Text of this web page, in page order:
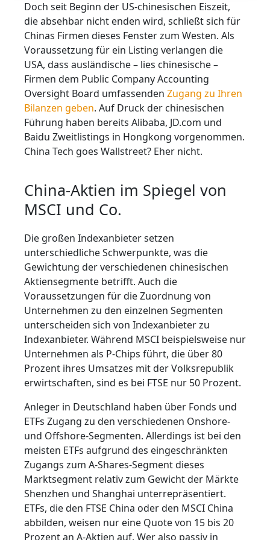
Doch seit Beginn der US-chinesischen Eiszeit,
die absehbar nicht enden wird, schließt sich für
Chinas Firmen dieses Fenster zum Westen. Als
Voraussetzung für ein Listing verlangen die
USA, dass ausländische – lies chinesische –
Firmen dem Public Company Accounting
Oversight Board umfassenden Zugang zu Ihren
Bilanzen geben. Auf Druck der chinesischen
Führung haben bereits Alibaba, JD.com und
Baidu Zweitlistings in Hongkong vorgenommen.
China Tech goes Wallstreet? Eher nicht.
China-Aktien im Spiegel von
MSCI und Co.
Die großen Indexanbieter setzen
unterschiedliche Schwerpunkte, was die
Gewichtung der verschiedenen chinesischen
Aktiensegmente betrifft. Auch die
Voraussetzungen für die Zuordnung von
Unternehmen zu den einzelnen Segmenten
unterscheiden sich von Indexanbieter zu
Indexanbieter. Während MSCI beispielsweise nur
Unternehmen als P-Chips führt, die über 80
Prozent ihres Umsatzes mit der Volksrepublik
erwirtschaften, sind es bei FTSE nur 50 Prozent.
Anleger in Deutschland haben über Fonds und
ETFs Zugang zu den verschiedenen Onshore-
und Offshore-Segmenten. Allerdings ist bei den
meisten ETFs aufgrund des eingeschränkten
Zugangs zum A-Shares-Segment dieses
Marktsegment relativ zum Gewicht der Märkte
Shenzhen und Shanghai unterrepräsentiert.
ETFs, die den FTSE China oder den MSCI China
abbilden, weisen nur eine Quote von 15 bis 20
Prozent an A-Aktien auf. Wer also passiv in